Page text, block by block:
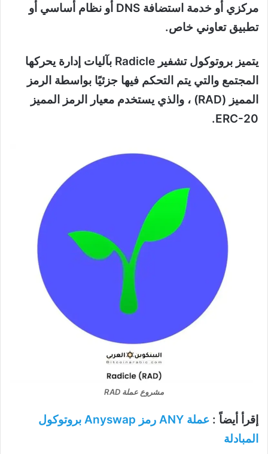
مركزي أو خدمة استضافة DNS أو نظام أساسي أو
تطبيق تعاوني خاص.
يتميز بروتوكول تشفير Radicle بآليات إدارة يحركها
المجتمع والتي يتم التحكم فيها جزئيًا بواسطة الرمز
المميز (RAD) ، والذي يستخدم معيار الرمز المميز
ERC-20.
مشروع عملة RAD
إقرأ أيضاً :
عملة ANY رمز Anyswap بروتوكول
المبادلة